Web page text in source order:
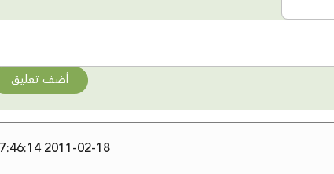
أضف تعليق
2011-02-18 07:46:14